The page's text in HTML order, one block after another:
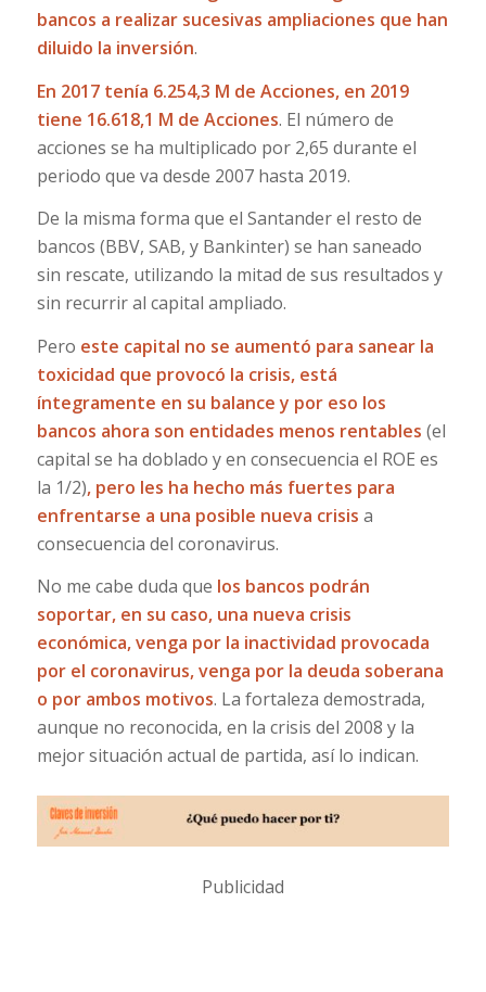
bancos a realizar sucesivas ampliaciones que han
diluido la inversión.
En 2017 tenía 6.254,3 M de Acciones, en 2019
tiene 16.618,1 M de Acciones. El número de
acciones se ha multiplicado por 2,65 durante el
periodo que va desde 2007 hasta 2019.
De la misma forma que el Santander el resto de
bancos (BBV, SAB, y Bankinter) se han saneado
sin rescate, utilizando la mitad de sus resultados y
sin recurrir al capital ampliado.
Pero este capital no se aumentó para sanear la
toxicidad que provocó la crisis, está
íntegramente en su balance y por eso los
bancos ahora son entidades menos rentables (el
capital se ha doblado y en consecuencia el ROE es
la 1/2), pero les ha hecho más fuertes para
enfrentarse a una posible nueva crisis a
consecuencia del coronavirus.
No me cabe duda que los bancos podrán
soportar, en su caso, una nueva crisis
económica, venga por la inactividad provocada
por el coronavirus, venga por la deuda soberana
o por ambos motivos. La fortaleza demostrada,
aunque no reconocida, en la crisis del 2008 y la
mejor situación actual de partida, así lo indican.
Publicidad